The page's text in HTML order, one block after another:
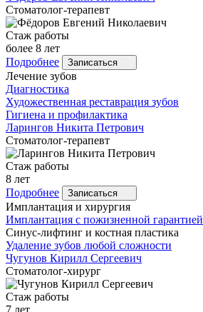
Стоматолог-терапевт
Стаж работы
более 8 лет
Подробнее
Записаться
Лечение зубов
Диагностика
Художественная реставрация зубов
Гигиена и профилактика
Ларингов Никита Петрович
Стоматолог-терапевт
Стаж работы
8 лет
Подробнее
Записаться
Имплантация и хирургия
Имплантация с пожизненной гарантией
Синус-лифтинг и костная пластика
Удаление зубов любой сложности
Чугунов Кирилл Сергеевич
Стоматолог-хирург
Стаж работы
7 лет